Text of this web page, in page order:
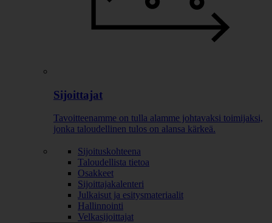
Sijoittajat
Tavoitteenamme on tulla alamme johtavaksi toimijaksi,
jonka taloudellinen tulos on alansa kärkeä.
Sijoituskohteena
Taloudellista tietoa
Osakkeet
Sijoittajakalenteri
Julkaisut ja esitysmateriaalit
Hallinnointi
Velkasijoittajat